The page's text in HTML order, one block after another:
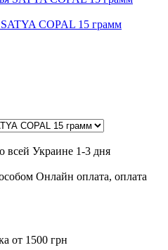
COPAL 15 грамм
всей Украине 1-3 дня
Онлайн оплата, оплата
от 1500 грн